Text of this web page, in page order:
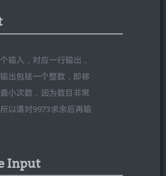
输入，对应一行输出，
出包括一个整数，即移
小次数，因为数目非常
以请对9973求余后再输
Input